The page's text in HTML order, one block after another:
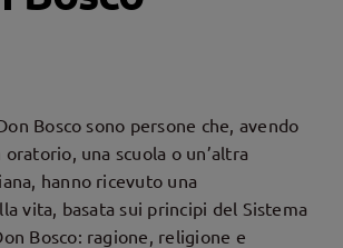
Bosco sono persone che, avendo
una scuola o un’altra
hanno ricevuto una
vita, basata sui principi del Sistema
Bosco: ragione, religione e